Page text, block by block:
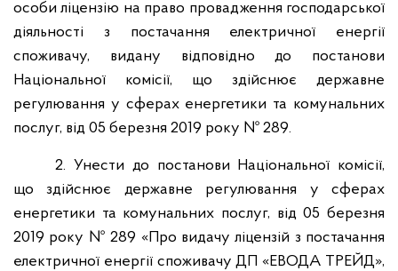
особи ліцензію на право провадження господарської
діяльності з постачання електричної енергії
споживачу, видану відповідно до постанови
Національної комісії, що здійснює державне
регулювання у сферах енергетики та комунальних
послуг, від 05 березня 2019 року № 289.
2. Унести до постанови Національної комісії,
що здійснює державне регулювання у сферах
енергетики та комунальних послуг, від 05 березня
2019 року № 289 «Про видачу ліцензій з постачання
електричної енергії споживачу ДП «ЕВОДА ТРЕЙД»,